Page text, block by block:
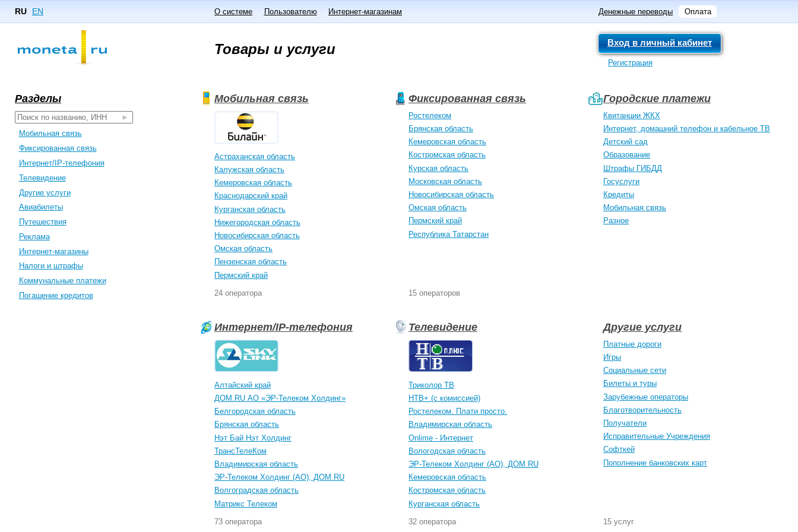
RU EN О системе Пользователю Интернет-магазинам Денежные переводы Оплата
Товары и услуги Вход в личный кабинет
Регистрация
Разделы
Мобильная связь
Фиксированная связь
Интернет/IP-телефония
Телевидение
Другие услуги
Авиабилеты
Путешествия
Реклама
Интернет-магазины
Налоги и штрафы
Коммунальные платежи
Погашение кредитов
Мобильная связь Фиксированная связь Городские платежи
Астраханская область
Калужская область
Кемеровская область
Краснодарский край
Курганская область
Нижегородская область
Новосибирская область
Омская область
Пензенская область
Пермский край
Ростелеком
Брянская область
Кемеровская область
Костромская область
Курская область
Московская область
Новосибирская область
Омская область
Пермский край
Республика Татарстан
Квитанции ЖКХ
Интернет, домашний телефон и кабельное ТВ
Детский сад
Образование
Штрафы ГИБДД
Госуслуги
Кредиты
Мобильная связь
Разное
24 оператора 15 операторов
Интернет/IP-телефония Телевидение Другие услуги
Алтайский край
ДОМ.RU АО «ЭР-Телеком Холдинг»
Белгородская область
Брянская область
Нэт Бай Нэт Холдинг
ТрансТелеКом
Владимирская область
ЭР-Телеком Холдинг (АО), ДОМ.RU
Волгоградская область
Матрикс Телеком
Триколор ТВ
НТВ+ (с комиссией)
Ростелеком. Плати просто.
Владимирская область
Onlime - Интернет
Вологодская область
ЭР-Телеком Холдинг (АО), ДОМ.RU
Кемеровская область
Костромская область
Курганская область
Платные дороги
Игры
Социальные сети
Билеты и туры
Зарубежные операторы
Благотворительность
Получатели
Исправительные Учреждения
Софткей
Пополнение банковских карт
73 оператора 32 оператора 15 услуг